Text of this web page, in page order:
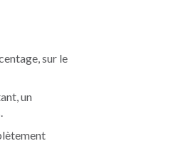
sur le
un